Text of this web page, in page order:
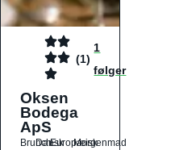
(1)
1
følger
Oksen
Bodega
ApS
Brunch
DanskEuropæiskMorgenmad